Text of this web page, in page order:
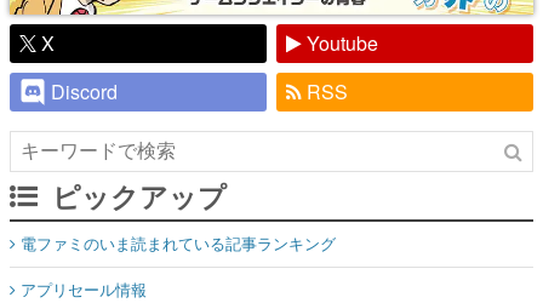
X
Youtube
Discord
RSS
ピックアップ
電ファミのいま読まれている記事ランキング
アプリセール情報